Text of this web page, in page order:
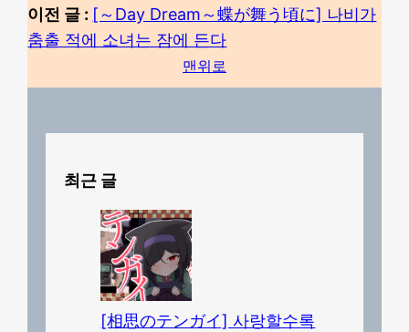
이전 글 : [～Day Dream～蝶が舞う頃に] 나비가
춤출 적에 소녀는 잠에 든다
맨위로
최근 글
[相思のテンガイ] 사랑할수록